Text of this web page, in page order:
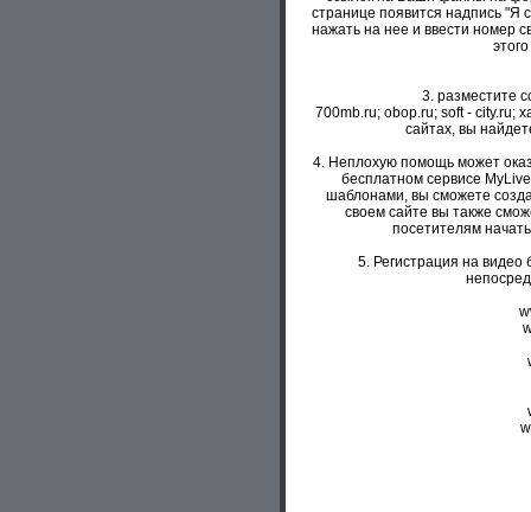
странице появится надпись "Я
нажать на нее и ввести номер
3. разместите
700mb.ru; obop.ru; soft - city.ru;
сайтах, вы
4. Неплохую помощь может
бесплатном сервисе
шаблонами, вы сможете
своем сайте вы также
посетителям
5. Регистрация на